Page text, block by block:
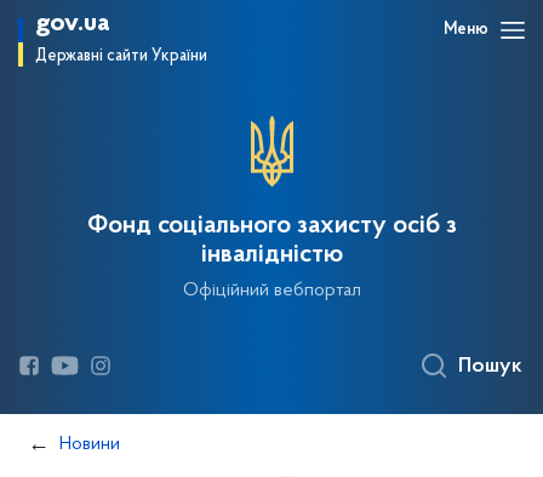
gov.ua
Державні сайти України
Меню
Фонд соціального захисту осіб з
інвалідністю
Офіційний вебпортал
Пошук
Новини